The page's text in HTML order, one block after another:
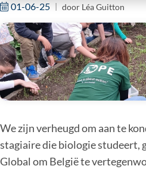
01-06-25 door Léa Guitton
We zijn verheugd om aan te
stagiaire die biologie studeert,
Global om België te